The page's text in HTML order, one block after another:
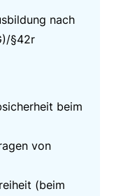
nach
§42r
beim
von
(beim